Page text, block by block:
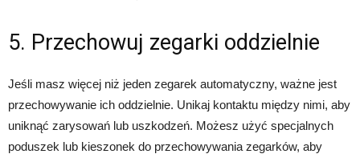
5. Przechowuj zegarki oddzielnie
Jeśli masz więcej niż jeden zegarek automatyczny, ważne jest
przechowywanie ich oddzielnie. Unikaj kontaktu między nimi, aby
uniknąć zarysowań lub uszkodzeń. Możesz użyć specjalnych
poduszek lub kieszonek do przechowywania zegarków, aby